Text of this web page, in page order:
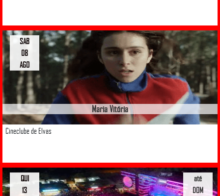
Maria Vitória
Cineclube de Elvas
SAB
08
AGO
até
DOM
QUI
13